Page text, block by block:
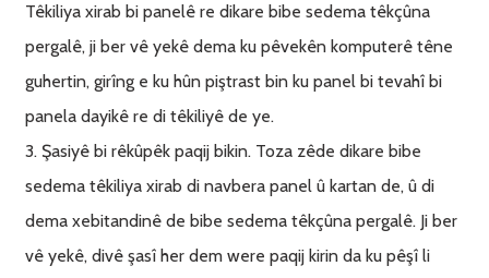
Têkiliya xirab bi panelê re dikare bibe sedema têkçûna
pergalê, ji ber vê yekê dema ku pêvekên komputerê têne
guhertin, girîng e ku hûn piştrast bin ku panel bi tevahî bi
panela dayikê re di têkiliyê de ye.
3. Şasiyê bi rêkûpêk paqij bikin. Toza zêde dikare bibe
sedema têkiliya xirab di navbera panel û kartan de, û di
dema xebitandinê de bibe sedema têkçûna pergalê. Ji ber
vê yekê, divê şasî her dem were paqij kirin da ku pêşî li